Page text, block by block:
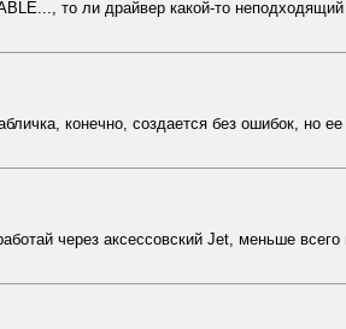
то ли драйвер какой-то
конечно, создается без ошибок,
через аксессовский Jet, меньше